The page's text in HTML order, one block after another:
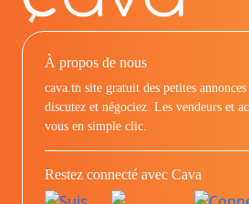
À propos de nous
cava.tn site gratuit des petites
discutez et négociez. Les vendeurs et
vous en simple clic.
Restez connecté avec Cava